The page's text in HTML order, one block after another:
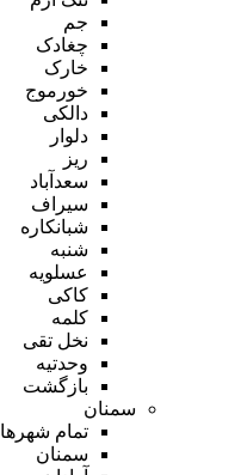
جم
چغادک
خارک
خورموج
دالکی
دلوار
ریز
سعدآباد
سیراف
شبانکاره
شنبه
عسلویه
کاکی
کلمه
نخل تقی
وحدتیه
بازگشت
سمنان
تمام شهر‌ها
سمنان